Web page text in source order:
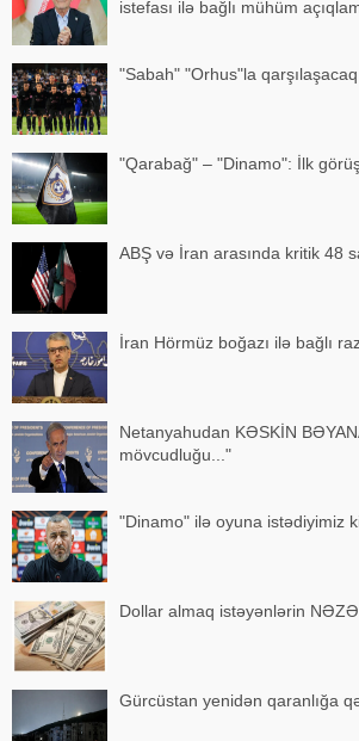
istefası ilə bağlı mühüm
"Sabah" "Orhus"la qarşılaşacaq
"Qarabağ" – "Dinamo": İlk
ABŞ və İran arasında kritik 48
İran Hörmüz boğazı ilə bağlı
Netanyahudan KƏSKİN
mövcudluğu..."
"Dinamo" ilə oyuna istədiyimiz
Dollar almaq istəyənlərin
Gürcüstan yenidən qaranlığa